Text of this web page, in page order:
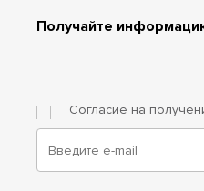
Получайте
Согласие на